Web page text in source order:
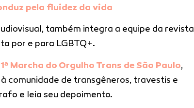
pela fluidez da vida
também integra a equipe da revista
por e para LGBTQ+.
1ª Marcha do Orgulho Trans de São Paulo,
comunidade de transgêneros, travestis e
e leia seu depoimento.